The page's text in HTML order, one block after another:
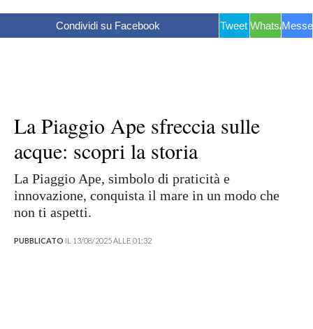
Condividi su Facebook Tweet WhatsApp
La Piaggio Ape sfreccia sulle
acque: scopri la storia
La Piaggio Ape, simbolo di praticità e
innovazione, conquista il mare in un modo che
non ti aspetti.
PUBBLICATO IL 13/08/2025 ALLE 01:32